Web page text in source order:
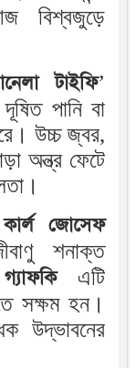
বিশ্বজুড়ে
টাইফি’
পানি বা
উচ্চ জ্বর,
অন্ত্র ফেটে
কার্ল জোসেফ
শনাক্ত
এটি
সক্ষম হন।
উদ্ভাবনের